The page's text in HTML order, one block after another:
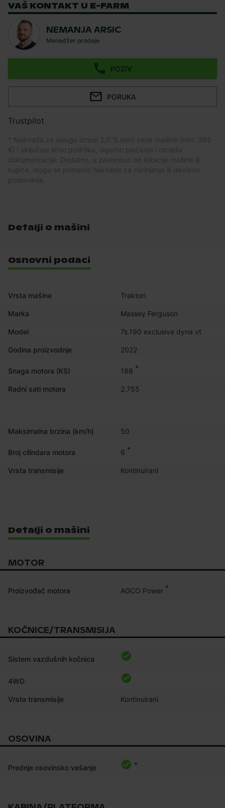
VAŠ KONTAKT U E-FARM
NEMANJA ARSIC
Menadžer prodaje
POZIV
PORUKA
Trustpilot
* Naknada za uslugu iznosi 2,0 % neto cene mašine (min. 395
€) i uključuje ličnu podršku, sigurno plaćanje i obradu
dokumentacije. Dodatno, u zavisnosti od lokacije mašine ili
kupca, mogu se primeniti naknade za carinjenje ili devizno
poslovanje.
Detalji o mašini
Osnovni podaci
Vrsta mašine Traktori
Marka Massey Ferguson
Model 7s.190 exclusive dyna vt
Godina proizvodnje 2022
Snaga motora (KS) 188 *
Radni sati motora 2.755
Maksimalna brzina (km/h) 50
Broj cilindara motora 6 *
Vrsta transmisije Kontinuirani
Detalji o mašini
MOTOR
Proizvođač motora AGCO Power *
KOČNICE/TRANSMISIJA
Sistem vazdušnih kočnica
4WD
Vrsta transmisije Kontinuirani
OSOVINA
Prednje osovinsko vešanje *